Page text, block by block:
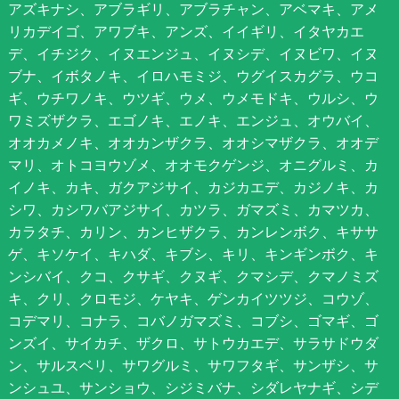
アズキナシ、アブラギリ、アブラチャン、アベマキ、アメ
リカデイゴ、アワブキ、アンズ、イイギリ、イタヤカエ
デ、イチジク、イヌエンジュ、イヌシデ、イヌビワ、イヌ
ブナ、イボタノキ、イロハモミジ、ウグイスカグラ、ウコ
ギ、ウチワノキ、ウツギ、ウメ、ウメモドキ、ウルシ、ウ
ワミズザクラ、エゴノキ、エノキ、エンジュ、オウバイ、
オオカメノキ、オオカンザクラ、オオシマザクラ、オオデ
マリ、オトコヨウゾメ、オオモクゲンジ、オニグルミ、カ
イノキ、カキ、ガクアジサイ、カジカエデ、カジノキ、カ
シワ、カシワバアジサイ、カツラ、ガマズミ、カマツカ、
カラタチ、カリン、カンヒザクラ、カンレンボク、キササ
ゲ、キソケイ、キハダ、キブシ、キリ、キンギンボク、キ
ンシバイ、クコ、クサギ、クヌギ、クマシデ、クマノミズ
キ、クリ、クロモジ、ケヤキ、ゲンカイツツジ、コウゾ、
コデマリ、コナラ、コバノガマズミ、コブシ、ゴマギ、ゴ
ンズイ、サイカチ、ザクロ、サトウカエデ、サラサドウダ
ン、サルスベリ、サワグルミ、サワフタギ、サンザシ、サ
ンシュユ、サンショウ、シジミバナ、シダレヤナギ、シデ